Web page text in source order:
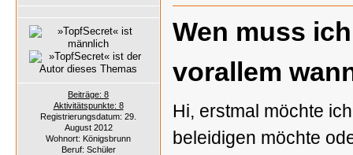
Beiträge: 8
Aktivitätspunkte: 8
Registrierungsdatum: 29.
August 2012
Wohnort: Königsbrunn
Beruf: Schüler
Wen muss
vorallem
Hi, erstmal möchte
beleidigen möchte